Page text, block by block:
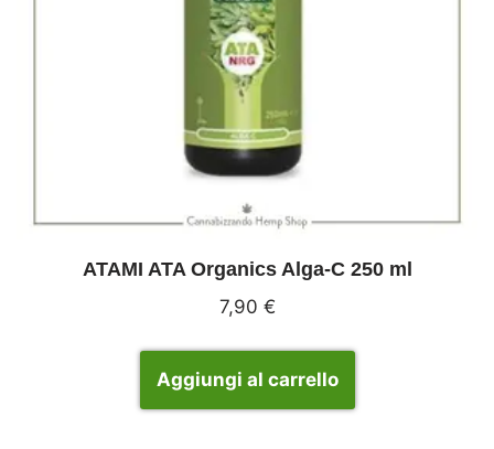
ATAMI ATA Organics Alga-C 250 ml
7,90 €
Aggiungi al carrello